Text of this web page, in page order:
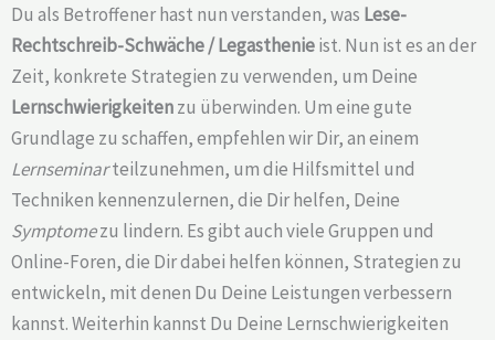
Du als Betroffener hast nun verstanden, was Lese-
Rechtschreib-Schwäche /Legasthenieist. Nun ist es an der
Zeit, konkrete Strategien zu verwenden, um Deine
Lernschwierigkeitenzu überwinden. Um eine gute
Grundlage zu schaffen, empfehlen wir Dir, an einem
Lernseminarteilzunehmen, um die Hilfsmittel und
Techniken kennenzulernen, die Dir helfen, Deine
Symptomezu lindern. Es gibt auch viele Gruppen und
Online-Foren, die Dir dabei helfen können, Strategien zu
entwickeln, mit denen Du Deine Leistungen verbessern
kannst. Weiterhin kannst Du Deine Lernschwierigkeiten